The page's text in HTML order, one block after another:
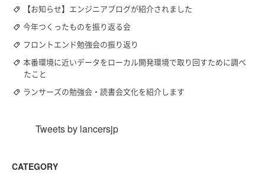
【お知らせ】エンジニアブログが紹介されました
今年つくったものを振り返る会
フロントエンド勉強会の振り返り
本番環境に近いデータをローカル開発環境で取り回すために調べ
たこと
ランサーズの勉強会・読書会文化を紹介します
Tweets by lancersjp
CATEGORY